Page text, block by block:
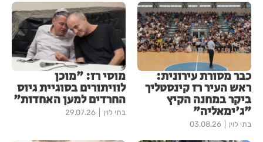
כבר מסורת עירונית:
ראש העיר רז קינסטליך
ביקר במחנה הקיץ
"ג'ימאליה"
בתי לוין 03.08.26
מוסי רז: "מוכן
לוויתורים בסוגיית גיוס
החרדים למען האחדות"
בתי לוין 29.07.26